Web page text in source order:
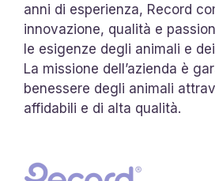
anni di esperienza, Record
innovazione, qualità e
le esigenze degli animali e
La missione dell’azienda è
benessere degli animali
affidabili e di alta qualità.